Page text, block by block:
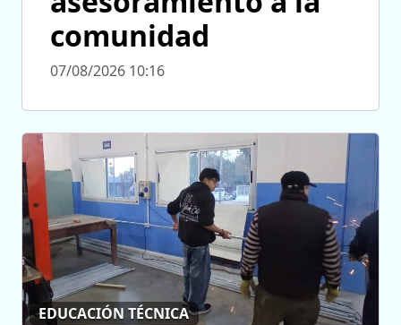
comunidad
07/08/2026 10:16
EDUCACIÓN TÉCNICA